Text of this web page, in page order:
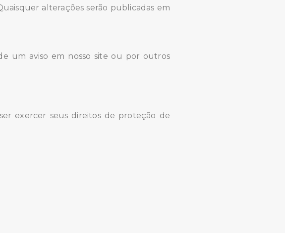
alterações serão publicadas em
um aviso em nosso site ou por outros
exercer seus direitos de proteção de